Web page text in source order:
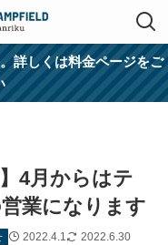
詳しくは料金ページをご
4月からはテ
業になります
2022.4.1 2022.6.30